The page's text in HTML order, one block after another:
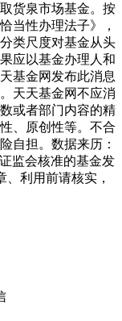
货泉市场基金。按
当性办理法子》，
类尺度对基金从头
应以基金办理人和
基金网发布此消息
天天基金网不应消
或者部门内容的精
、原创性等。不合
自担。数据来历：
监会核准的基金发
、利用前请核实，